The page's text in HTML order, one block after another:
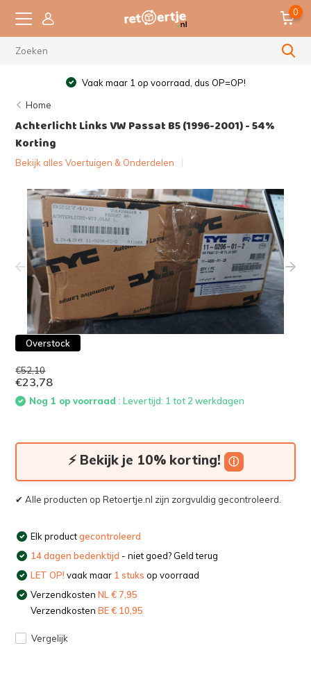
0
Vaak maar 1 op voorraad, dus OP=OP!
Home
Achterlicht Links VW Passat B5 (1996-2001) - 54%
Korting
Bekijk alles Voertuigen & Onderdelen
Overstock
€52,10
€23,78
Nog 1 op voorraad: Levertijd: 1 tot 2 werkdagen
⚡ Bekijk je 10% korting! ⓘ
✔ Alle producten op Retoertje.nl zijn zorgvuldig gecontroleerd.
Elk productgecontroleerd
14 dagen bedenktijd - niet goed? Geld terug
LET OP! vaak maar 1 stuks op voorraad
VerzendkostenNL € 7,95
VerzendkostenBE € 10,95
Vergelijk